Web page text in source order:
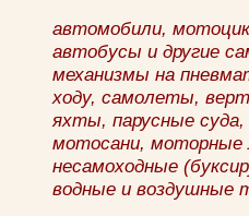
автомобили,
автобусы и другие
механизмы на
ходу, самолеты,
яхты, парусные суда,
мотосани, моторные
несамоходные
водные и воздушные